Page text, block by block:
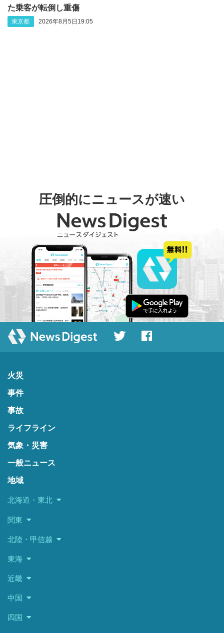
た乗客が転倒し重傷
東京都 2026年8月5日19:05
圧倒的にニュースが速い
火災
事件
事故
ライフライン
気象・災害
一般ニュース
地域
北海道・東北
関東
北陸・甲信越
東海
近畿
中国
四国